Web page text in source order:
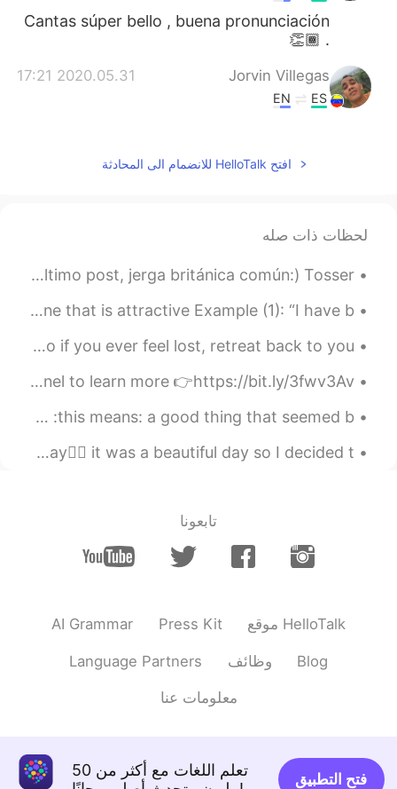
Cantas súper bello , buena pronunciación
. 👏🏾
Jorvin Villegas
2020.05.31 17:21
ES
EN
Julieta
2020.05.31 17:19 افتح HelloTalk للانضمام الى المحادثة
لحظات ذات صله
From my last post, common British slang: (Desde mi último post, jerga británica común:) Tosser= ...
Ryan’s Phrase Of The Day: Eye Candy Meaning: Someone that is attractive Example (1): “I have b...
But you see... home is not a place, it’s a feeling. So if you ever feel lost, retreat back to you...
🇺🇸Today’s English Expression 🎥 Visit my YouTube channel to learn more 👉https://bit.ly/3fwv3Av
English idioms and expressions 1.A blessing in disguise :this means: a good thing that seemed b...
Took my nephew out for a walk in the golf course today🏌️‍♂️ it was a beautiful day so I decided t...
تابعونا
AI Grammar Press Kit موقع HelloTalk
Language Partners وظائف Blog
معلومات عنا
تعلم اللغات مع أكثر من 50
فتح التطبيق